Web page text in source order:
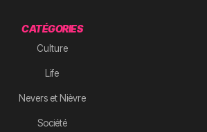
CATÉGORIES
Culture
Life
Nevers et Nièvre
Société